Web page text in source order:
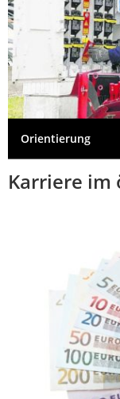
Orientierung
Karriere im